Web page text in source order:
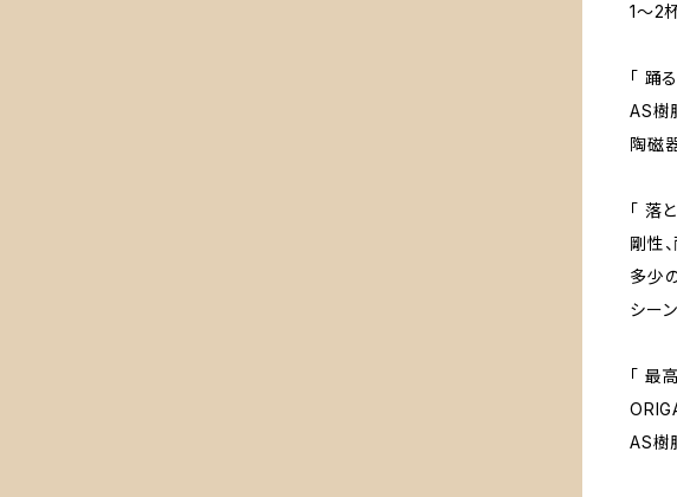
1～2
「 踊
AS樹
陶磁
「 落
剛性
多少
シー
「 最
AS樹